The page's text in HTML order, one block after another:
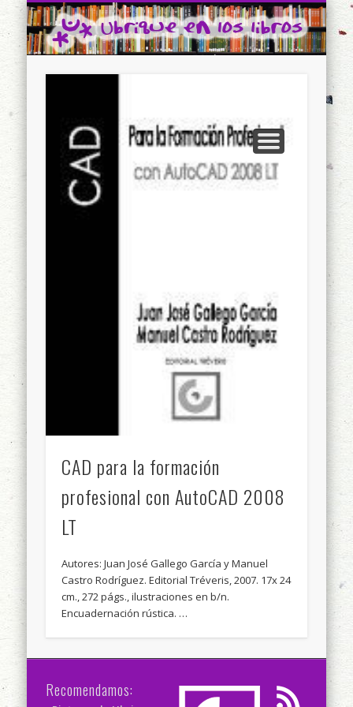
Ubrique en los libros
INICIO
CONTACTO
CAD para la formación
profesional con AutoCAD 2008
LT
Autores: Juan José Gallego García y Manuel
Castro Rodríguez. Editorial Tréveris, 2007. 17x 24
cm., 272 págs., ilustraciones en b/n.
Encuadernación rústica. …
Recomendamos: